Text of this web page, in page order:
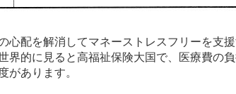
心配を解消してマネーストレスフリーを支
界的に見ると高福祉保険大国で、医療費の
があります。